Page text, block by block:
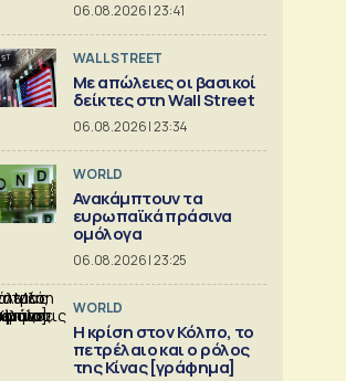
06.08.2026 | 23:41
WALL STREET
Με απώλειες οι βασικοί
δείκτες στη Wall Street
06.08.2026 | 23:34
WORLD
Ανακάμπτουν τα
ευρωπαϊκά πράσινα
ομόλογα
06.08.2026 | 23:25
WORLD
Η κρίση στoν Κόλπο, το
πετρέλαιο και ο ρόλος
της Κίνας [γράφημα]